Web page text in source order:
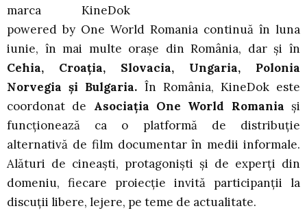
marca KineDok
powered by One World Romania continuă în luna
iunie, în mai multe orașe din România, dar și în
Cehia, Croația, Slovacia, Ungaria, Polonia
Norvegia și Bulgaria. În România, KineDok este
coordonat de Asociația One World Romania și
funcționează ca o platformă de distribuție
alternativă de film documentar în medii informale.
Alături de cineaști, protagoniști și de experți din
domeniu, fiecare proiecție invită participanții la
discuții libere, lejere, pe teme de actualitate.